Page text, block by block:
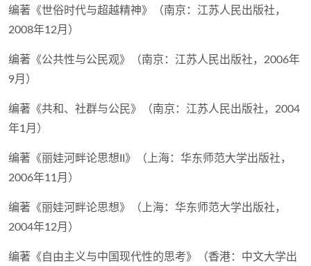
编著《世俗时代与超越精神》（南京：江苏人民出版社，
2008年12月）
编著《公共性与公民观》（南京：江苏人民出版社，2006年
9月）
编著《共和、社群与公民》（南京：江苏人民出版社，2004
年1月）
编著《丽娃河畔论思想II》（上海：华东师范大学出版社，
2006年11月）
编著《丽娃河畔论思想》（上海：华东师范大学出版社，
2004年12月）
编著《自由主义与中国现代性的思考》（香港：中文大学出